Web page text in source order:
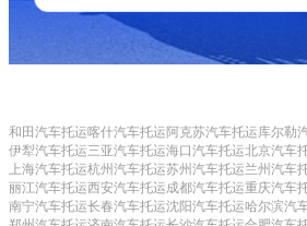
和田汽车托运喀什汽车托运 阿克苏汽车托运库尔勒
伊犁汽车托运三亚汽车托运海口汽车托运北京汽车
上海汽车托运杭州汽车托运苏州汽车托运兰州汽车
丽江汽车托运西安汽车托运成都汽车托运重庆汽车
南宁汽车托运长春汽车托运沈阳汽车托运哈尔滨汽